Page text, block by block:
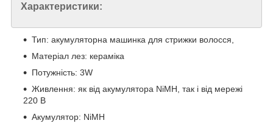
Характеристики:
Тип: акумуляторна машинка для стрижки волосся,
Матеріал лез: кераміка
Потужність: 3W
Живлення: як від акумулятора NiMH, так і від мережі
220 В
Акумулятор: NiMH